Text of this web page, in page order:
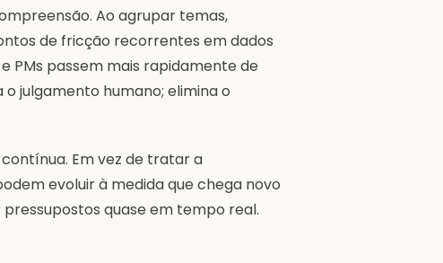
Ao agrupar temas,
de fricção recorrentes em dados
PMs passem mais rapidamente de
julgamento humano; elimina o
Em vez de tratar a
evoluir à medida que chega novo
quase em tempo real.